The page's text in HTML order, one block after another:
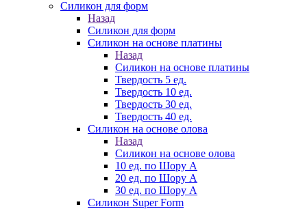
Силикон для форм
Назад
Силикон для форм
Силикон на основе платины
Назад
Силикон на основе платины
Твердость 5 ед.
Твердость 10 ед.
Твердость 30 ед.
Твердость 40 ед.
Силикон на основе олова
Назад
Силикон на основе олова
10 ед. по Шору А
20 ед. по Шору А
30 ед. по Шору А
Силикон Super Form